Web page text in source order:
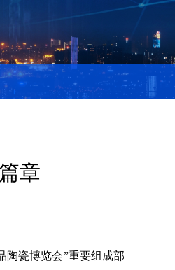
章
陶瓷博览会”重要组成部